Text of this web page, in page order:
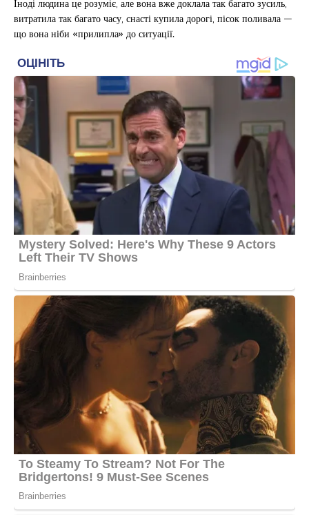
витратила так багато часу, снасті купила дорогі, пісок поливала —
що вона ніби «прилипла» до ситуації.